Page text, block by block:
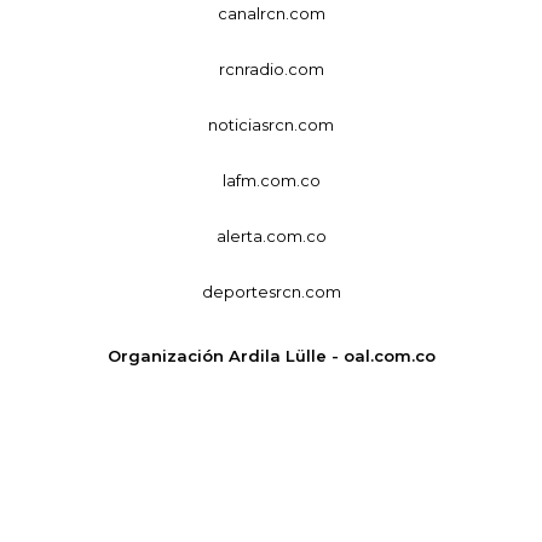
canalrcn.com
rcnradio.com
noticiasrcn.com
lafm.com.co
alerta.com.co
deportesrcn.com
Organización Ardila Lülle - oal.com.co